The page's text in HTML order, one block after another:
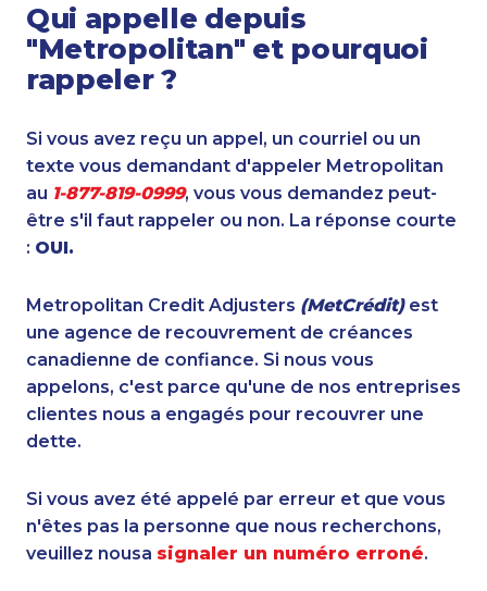
Qui appelle depuis
"Metropolitan" et pourquoi
rappeler ?
Si vous avez reçu un appel, un courriel ou un
texte vous demandant d'appeler Metropolitan
au 1-877-819-0999, vous vous demandez peut-
être s'il faut rappeler ou non. La réponse courte
: OUI.
Metropolitan Credit Adjusters (MetCrédit)est
une agence de recouvrement de créances
canadienne de confiance. Si nous vous
appelons, c'est parce qu'une de nos entreprises
clientes nous a engagés pour recouvrer une
dette.
Si vous avez été appelé par erreur et que vous
n'êtes pas la personne que nous recherchons,
veuillez nousa signaler un numéro erroné.